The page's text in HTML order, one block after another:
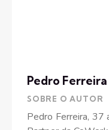
Pedro Ferreira
SOBRE O AUTOR
Pedro Ferreira, 37